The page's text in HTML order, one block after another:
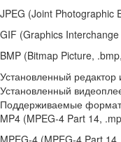
JPEG (Joint Photographic
GIF (Graphics
BMP (Bitmap Picture,
Установленный
Установленный
Поддерживаемые
MP4 (MPEG-4 Part 14,
MPEG-4 (MPEG-4 Part